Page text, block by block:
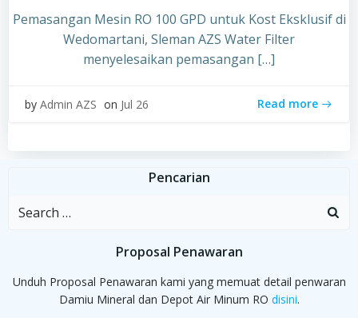
Pemasangan Mesin RO 100 GPD untuk Kost Eksklusif di
Wedomartani, Sleman AZS Water Filter
menyelesaikan pemasangan […]
by Admin AZS on Jul 26 Read more
Pencarian
Search
Proposal Penawaran
Unduh Proposal Penawaran kami yang memuat detail penwaran
Damiu Mineral dan Depot Air Minum RO disini.